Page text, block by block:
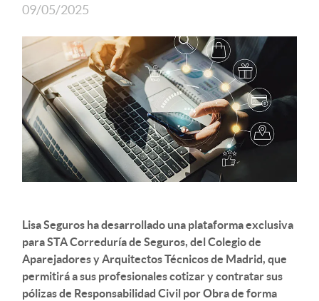
09/05/2025
Lisa Seguros ha desarrollado una plataforma exclusiva
para STA Correduría de Seguros, del Colegio de
Aparejadores y Arquitectos Técnicos de Madrid, que
permitirá a sus profesionales cotizar y contratar sus
pólizas de Responsabilidad Civil por Obra de forma